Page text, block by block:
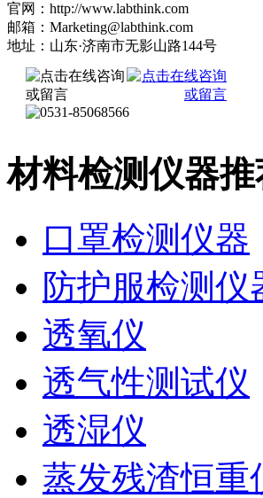
官网：http://www.labthink.com
邮箱：Marketing@labthink.com
地址：山东·济南市无影山路144号
材料检测仪器推
口罩检测仪器
防护服检测仪
透氧仪
透气性测试仪
透湿仪
蒸发残渣恒重